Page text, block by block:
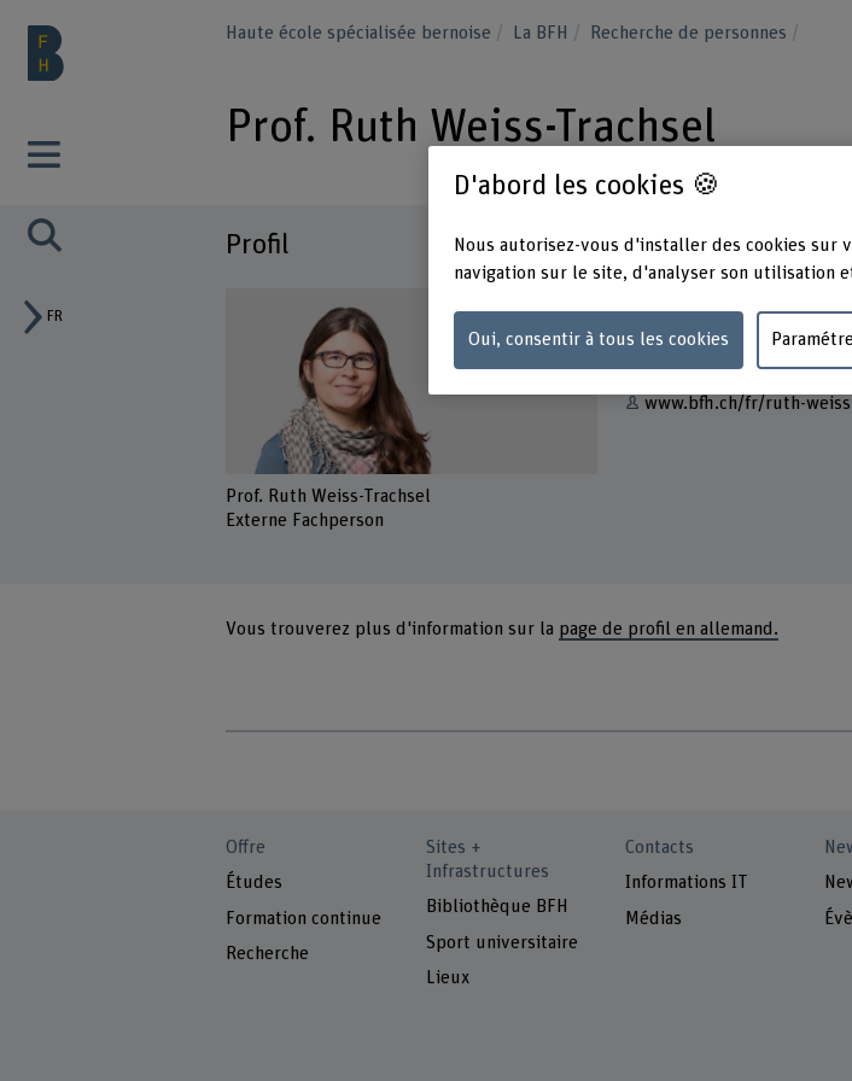
FR
Haute école spécialisée bernoise La BFH Recherche de personnes
Prof. Ruth Weiss-Trachsel
Profil
Prof. Ruth Weiss-Trachsel
Externe Fachperson
Contact
Afficher l'e-mail
www.bfh.ch/fr/ruth-
Vous trouverez plus d'information sur la page de profil en allemand.
Offre
Études
Formation continue
Recherche
Sites +
Infrastructures
Bibliothèque BFH
Sport universitaire
Lieux
Contacts
Informations IT
Médias
D'abord les cookies 🍪
Nous autorisez-vous d'installer des cookies sur
navigation sur le site, d'analyser son utilisation
Oui, consentir à tous les cookies